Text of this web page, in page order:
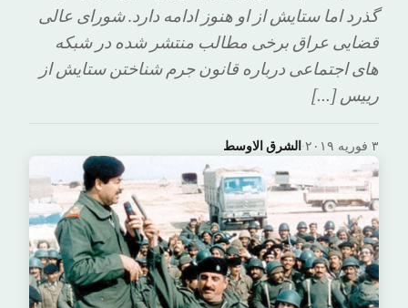
گذرد اما ستایش از او هنوز ادامه دارد. شورای عالی
قضایی عراق برخی مطالب منتشر شده در شبکه
های اجتماعی درباره قانون جرم شناختن ستایش از
رییس […]
الشرق الاوسط· ۳ فوریه ۲۰۱۹